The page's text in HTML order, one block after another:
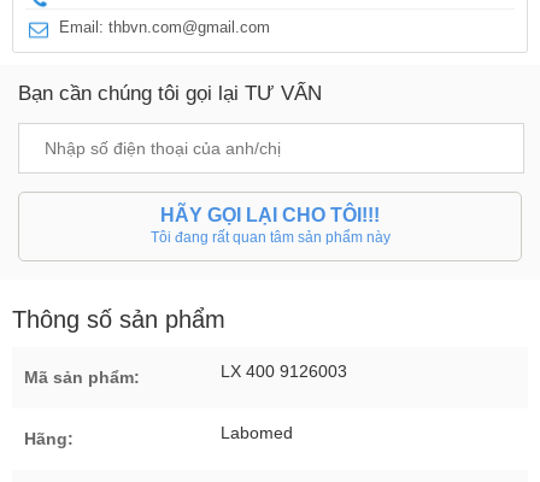
Email: thbvn.com@gmail.com
Bạn cần chúng tôi gọi lại TƯ VẤN
HÃY GỌI LẠI CHO TÔI!!!
Tôi đang rất quan tâm sản phẩm này
Thông số sản phẩm
Mã sản phẩm: LX 400 9126003
Hãng: Labomed